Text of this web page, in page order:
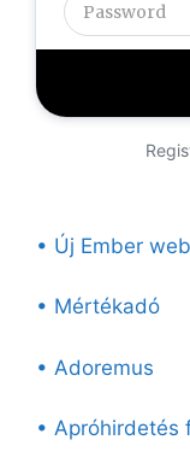
• Új Ember
• Mértékadó
• Adoremus
• Apróhirdetés